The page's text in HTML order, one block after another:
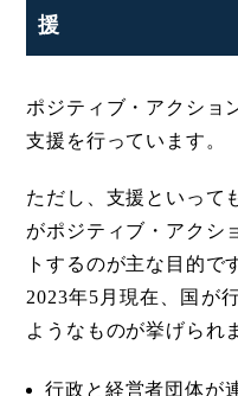
援
ポジティブ・アクショ
支援を行っています。
ただし、支援といって
がポジティブ・アクシ
トするのが主な目的で
2023年5月現在、国が
ようなものが挙げられ
行政と経営者団体が